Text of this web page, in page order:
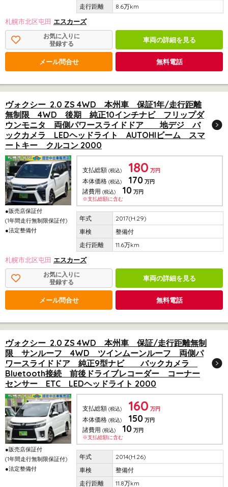
8.6万km
札幌市北区屯田 エスカーズ
お気に入りに
登録する
車両の詳細を見る
メール問合せ 無料電話
ヴォクシー 2.0 ZS 4WD 本州車 保証1年/走行距離
無制限 4WD 後期 純正10インチナビ フリップダ
ウンモニタ 両側パワースライドドア 地デジ バ
ックカメラ LEDヘッドライト AUTOHIビーム スマ
ートキー クルコン 2000
●販売店保証付
(1年間走行無制限保証付)
●法定整備付
支払総額 (税込) 180 万円
本体価格 (税込) 170 万円
諸費用 (税込) 10 万円
※支払総額に含む
2017(H.29)
整備付
11.6万km
札幌市北区屯田 エスカーズ
お気に入りに
登録する
車両の詳細を見る
メール問合せ 無料電話
ヴォクシー 2.0 ZS 4WD 本州車 保証/走行距離無制
限 サンルーフ 4WD ツインムーンルーフ 両側パ
ワースライドドア 純正9型ナビ バックカメラ
Bluetooth接続 前後ドライブレコーダー コーナー
センサー ETC LEDヘッドライト 2000
●販売店保証付
(1年間走行無制限保証付)
●法定整備付
支払総額 (税込) 160 万円
本体価格 (税込) 150 万円
諸費用 (税込) 10 万円
※支払総額に含む
2014(H.26)
整備付
11.8万km